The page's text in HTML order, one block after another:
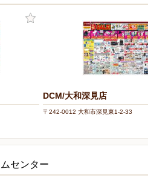
DCM/大和深見店
〒242-0012 大和市深見東1-2-33
センター